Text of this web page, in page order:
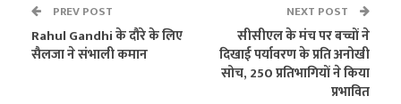
PREV POST
Rahul Gandhi के दौरे के लिए
सैलजा ने संभाली कमान
NEXT POST
सीसीएल के मंच पर बच्चों ने
दिखाई पर्यावरण के प्रति अनोखी
सोच, 250 प्रतिभागियों ने किया
प्रभावित